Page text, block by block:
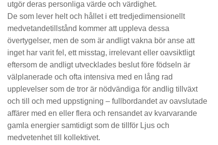
utgör deras personliga värde och värdighet.
De som lever helt och hållet i ett tredjedimensionellt
medvetandetillstånd kommer att uppleva dessa
övertygelser, men de som är andligt vakna bör anse att
inget har varit fel, ett misstag, irrelevant eller oavsiktligt
eftersom de andligt utvecklades beslut före födseln är
välplanerade och ofta intensiva med en lång rad
upplevelser som de tror är nödvändiga för andlig tillväxt
och till och med uppstigning – fullbordandet av oavslutade
affärer med en eller flera och rensandet av kvarvarande
gamla energier samtidigt som de tillför Ljus och
medvetenhet till kollektivet.